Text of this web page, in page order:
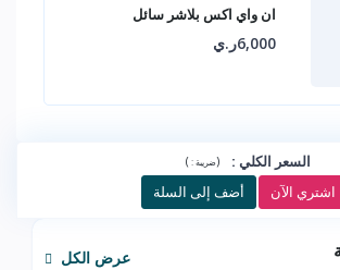
ان واي اكس بلاشر سائل
6,000ر.ي
السعر الكلي :
(ضريبة :)
اشتري الآن أضف إلى السلة
عرض الكل